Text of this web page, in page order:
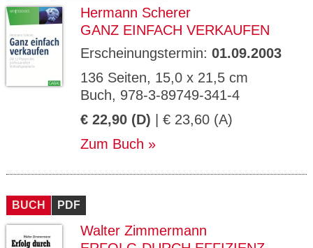
Hermann Scherer
GANZ EINFACH VERKAUFEN
Erscheinungstermin: 01.09.2003
136 Seiten, 15,0 x 21,5 cm
Buch, 978-3-89749-341-4
€ 22,90 (D) | € 23,60 (A)
Zum Buch
BUCH PDF
Walter Zimmermann